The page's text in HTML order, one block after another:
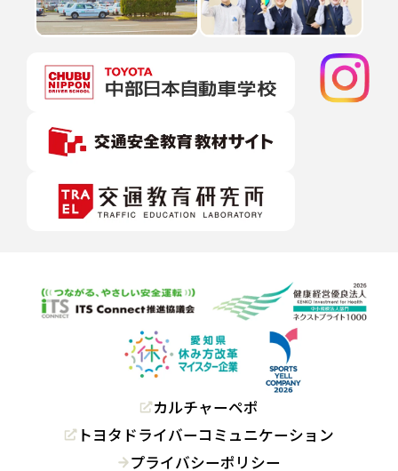
カルチャーペポ
トヨタドライバーコミュニケーション
プライバシーポリシー